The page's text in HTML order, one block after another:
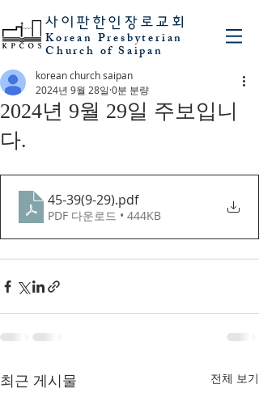
사이판 한인장로교회
Korean Presbyterian
Church of Saipan
2024년 9월 29일 주보입니
다.
korean church saipan
2024년 9월 28일 0분 분량
45-39(9-29).pdf
PDF 다운로드 • 444KB
최근 게시물 전체 보기